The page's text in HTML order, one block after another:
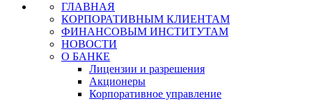
ГЛАВНАЯ
КОРПОРАТИВНЫМ КЛИЕНТАМ
ФИНАНСОВЫМ ИНСТИТУТАМ
НОВОСТИ
О БАНКЕ
Лицензии и разрешения
Акционеры
Корпоративное управление